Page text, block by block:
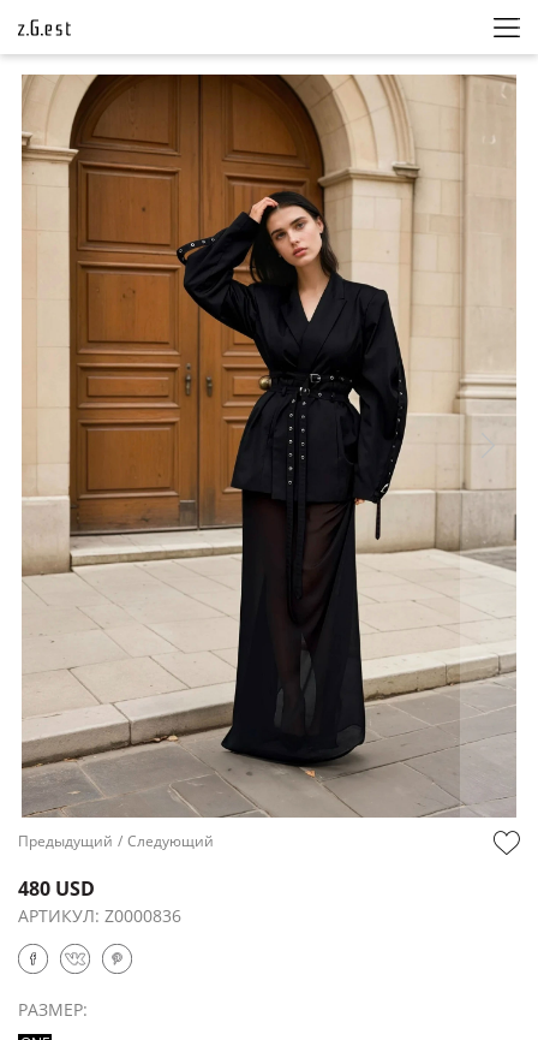
Предыдущий / Следующий
480 USD
АРТИКУЛ: Z0000836
РАЗМЕР: